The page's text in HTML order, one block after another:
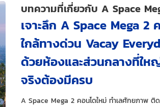
บทความที่เกี่ยวกับ A Space
เจาะลึก A Space Mega 2
ใกล้ทางด่วน Vacay
ด้วยห้องและส่วนกลางที่ให
จริงต้องมีครบ
A Space Mega 2 คอนโดใหม่ ทำเลศักยภาพ ติ